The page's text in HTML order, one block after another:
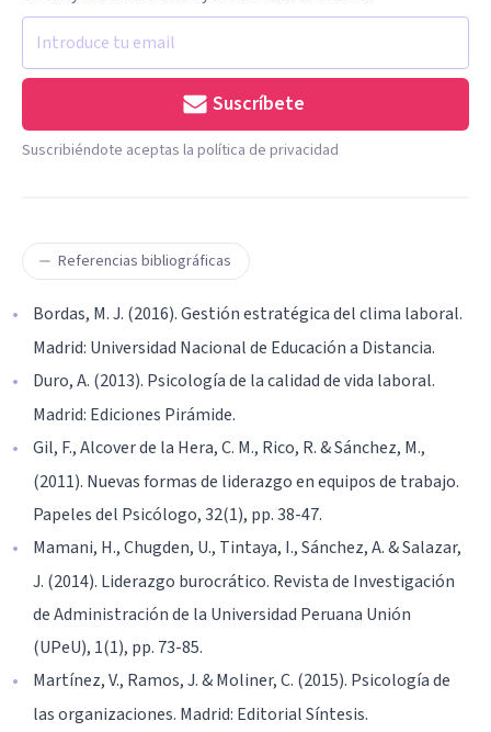
Suscríbete
Suscribiéndote aceptas la política de privacidad
Referencias bibliográficas
Bordas, M. J. (2016). Gestión estratégica del clima laboral.
Madrid: Universidad Nacional de Educación a Distancia.
Duro, A. (2013). Psicología de la calidad de vida laboral.
Madrid: Ediciones Pirámide.
Gil, F., Alcover de la Hera, C. M., Rico, R. & Sánchez, M.,
(2011). Nuevas formas de liderazgo en equipos de trabajo.
Papeles del Psicólogo, 32(1), pp. 38-47.
Mamani, H., Chugden, U., Tintaya, I., Sánchez, A. & Salazar,
J. (2014). Liderazgo burocrático. Revista de Investigación
de Administración de la Universidad Peruana Unión
(UPeU), 1(1), pp. 73-85.
Martínez, V., Ramos, J. & Moliner, C. (2015). Psicología de
las organizaciones. Madrid: Editorial Síntesis.